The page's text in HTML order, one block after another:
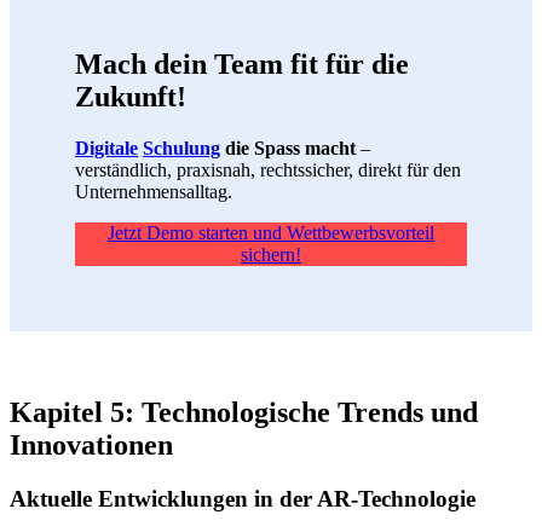
Mach dein Team fit für die
Zukunft!
Digitale Schulung die Spass macht –
verständlich, praxisnah, rechtssicher, direkt für den
Unternehmensalltag.
Jetzt Demo starten und Wettbewerbsvorteil
sichern!
Kapitel 5: Technologische Trends und
Innovationen
Aktuelle Entwicklungen in der AR-Technologie